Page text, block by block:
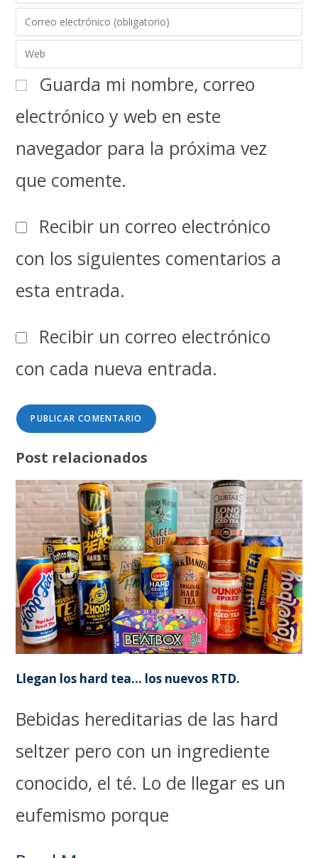
Guarda mi nombre, correo
electrónico y web en este
navegador para la próxima vez
que comente.
Recibir un correo electrónico
con los siguientes comentarios a
esta entrada.
Recibir un correo electrónico
con cada nueva entrada.
Post relacionados
Llegan los hard tea… los nuevos RTD.
Bebidas hereditarias de las hard
seltzer pero con un ingrediente
conocido, el té. Lo de llegar es un
eufemismo porque